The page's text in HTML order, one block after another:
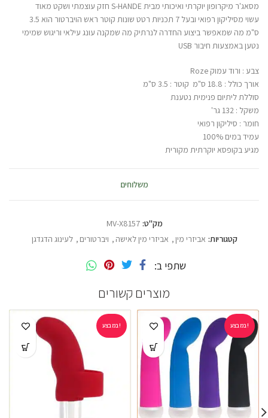
מסאג'ר מיקרופון יוקרתי ואיכותי מבית S-HANDE חזק עוצמתי ושקט מאוד
עשוי מסיליקון רפואי ובעל 7 תכניות רטט שונות קוטר ראש הויברטור הוא 3.5
ס"מ מה שמאפשר ביצוע החדרה לנרתיק מה שמקנה עונג עילאי וריגוש שמימי
נטען באמצעות חיבור USB
צבע : ורוד עמוק Roze
אורך כולל : 18.8 ס"מ קוטר : 3.5 ס"מ
סוללת ליתיום פנימית נטענת
משקל : 132 גר'
חומר : סיליקון רפואי
עמיד במים 100%
מגיע בקופסא יוקרתית מקורית
משלוחים
מק"ט: MV-X8157
קטגוריות: אביזרי מין, אביזרי מין לאישה , ויברטורים , לעינוג הדגדגן
שתפי ב
מוצרים קשורים
במבצע! במבצע!